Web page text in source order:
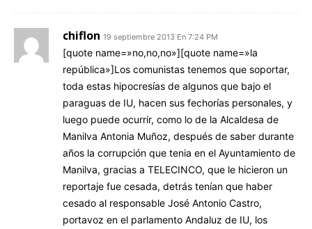
chiflon 19 septiembre 2013 En 7:24 PM
[quote name=»no,no,no»][quote name=»la
república»]Los comunistas tenemos que soportar,
toda estas hipocresías de algunos que bajo el
paraguas de IU, hacen sus fechorías personales, y
luego puede ocurrir, como lo de la Alcaldesa de
Manilva Antonia Muñoz, después de saber durante
años la corrupción que tenia en el Ayuntamiento de
Manilva, gracias a TELECINCO, que le hicieron un
reportaje fue cesada, detrás tenían que haber
cesado al responsable José Antonio Castro,
portavoz en el parlamento Andaluz de IU, los